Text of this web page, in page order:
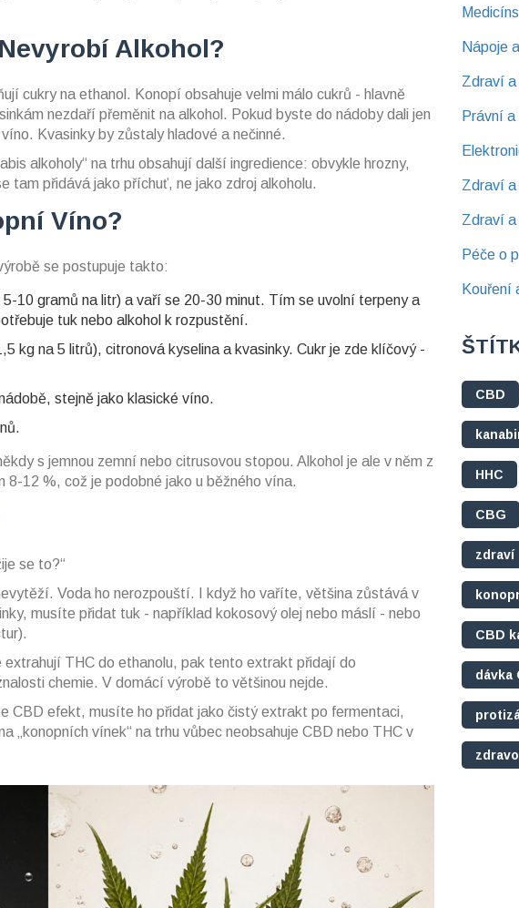
Alkohol?
cukry na ethanol. Konopí obsahuje velmi málo cukrů - hlavně
nezdaří přeměnit na alkohol. Pokud byste do nádoby dali jen
Kvasinky by zůstaly hladové a nečinné.
alkoholy“ na trhu obsahují další ingredience: obvykle hrozny,
tam přidává jako příchuť, ne jako zdroj alkoholu.
Víno?
se postupuje takto:
10 gramů na litr) a vaří se 20-30 minut. Tím se uvolní terpeny a
tuk nebo alkohol k rozpustění.
kg na 5 litrů), citronová kyselina a kvasinky. Cukr je zde klíčový -
stejně jako klasické víno.
s jemnou zemní nebo citrusovou stopou. Alkohol je ale v něm z
8-12 %, což je podobné jako u běžného vína.
se to?“
Voda ho nerozpouští. I když ho vaříte, většina zůstává v
musíte přidat tuk - například kokosový olej nebo máslí - nebo
THC do ethanolu, pak tento extrakt přidají do
chemie. V domácí výrobě to většinou nejde.
CBD efekt, musíte ho přidat jako čistý extrakt po fermentaci,
vínek“ na trhu vůbec neobsahuje CBD nebo THC v
Nápoje
Zdraví
Právní
Zdraví
Zdraví a
Péče o
Kouření
CBD
HHC
CBG
zdraví
CBD
dávka